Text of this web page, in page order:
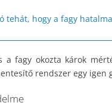
tehát, hogy a fagy
a fagy okozta károk
rendszer egy igen